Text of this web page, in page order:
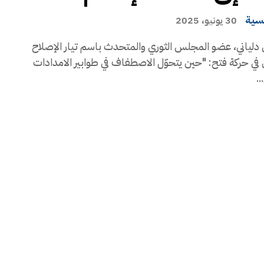
30 يونيو، 2025
عضو المجلس الثوري والمتحدث باسم تيار الإصلاح
في حركة فتح: "حين يتحوّل الاصطفاف في طوابير الامدادات